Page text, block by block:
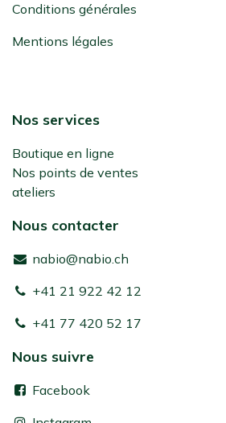
Conditions générales
Mentions légales
Nos services
Boutique en ligne
Nos points de ventes
ateliers
Nous contacter
nabio@nabio.ch
+41 21 922 42 12
+41 77 420 52 17
Nous suivre
Facebook